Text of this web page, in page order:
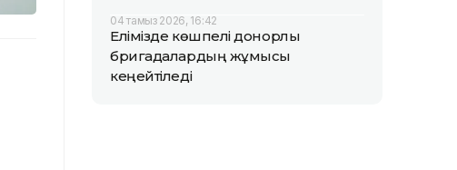
04 тамыз 2026, 16:42
Елімізде көшпелі донорлық
бригадалардың жұмысы
кеңейтіледі